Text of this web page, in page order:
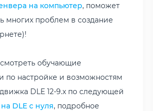
на компьютер, поможет
многих проблем в создание
обучающие
по настройке и возможностям
DLE 12-9.x по следующей
DLE с нуля, подробное